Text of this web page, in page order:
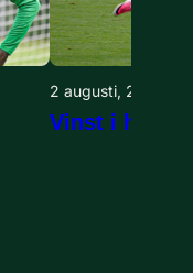
2 augusti, 2026
Vinst i